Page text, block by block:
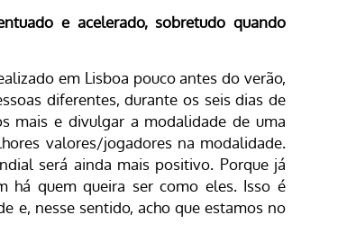
e acelerado, sobretudo quando
em Lisboa pouco antes do verão,
diferentes, durante os seis dias de
mais e divulgar a modalidade de uma
valores/jogadores na modalidade.
será ainda mais positivo. Porque já
há quem queira ser como eles. Isso é
e, nesse sentido, acho que estamos no